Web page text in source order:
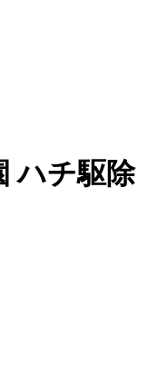
ハチ駆除